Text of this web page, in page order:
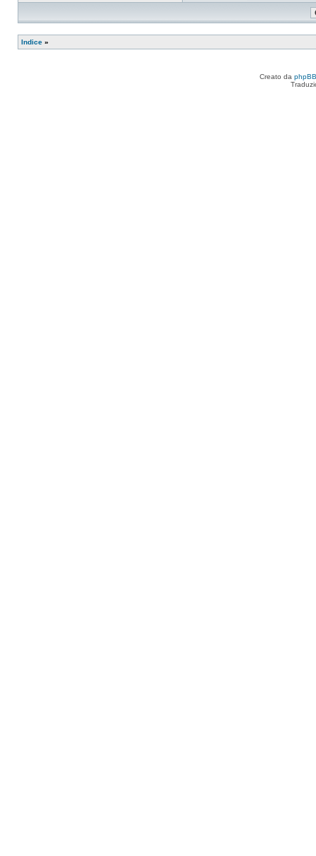
Indice »
Creato da phpBB